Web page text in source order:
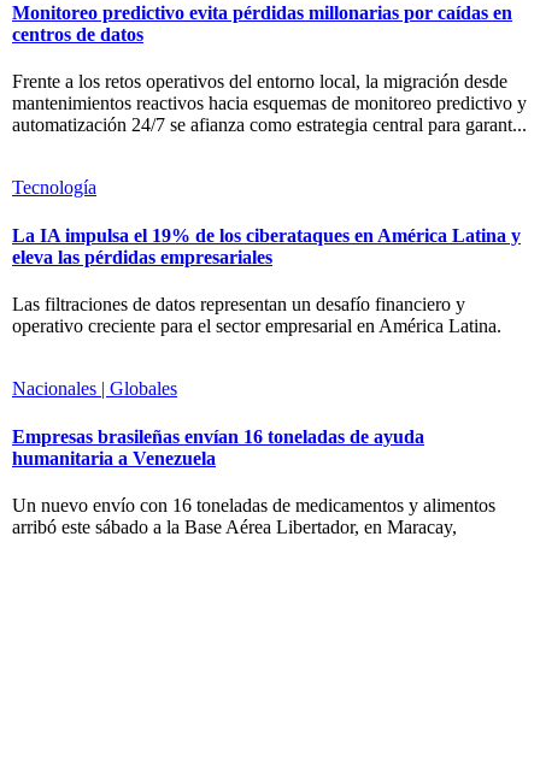
Monitoreo predictivo evita pérdidas millonarias por caídas en
centros de datos
Frente a los retos operativos del entorno local, la migración desde
mantenimientos reactivos hacia esquemas de monitoreo predictivo y
automatización 24/7 se afianza como estrategia central para garant...
Tecnología
La IA impulsa el 19% de los ciberataques en América Latina y
eleva las pérdidas empresariales
Las filtraciones de datos representan un desafío financiero y
operativo creciente para el sector empresarial en América Latina.
Nacionales | Globales
Empresas brasileñas envían 16 toneladas de ayuda
humanitaria a Venezuela
Un nuevo envío con 16 toneladas de medicamentos y alimentos
arribó este sábado a la Base Aérea Libertador, en Maracay,